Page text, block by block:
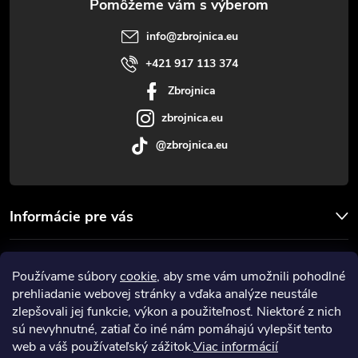
Používame súborycookie, aby sme vám umožnili pohodlné
prehliadanie webovej stránky a vďaka analýze neustále
zlepšovali jej funkcie, výkon a použiteľnosť. Niektoré z nich
sú nevyhnutné, zatiaľ čo iné nám pomáhajú vylepšiť tento
web a váš používateľský zážitok.Viac informácií
Informácie pre vás
Prijímame online platby
info@zbrojnica.eu
+421 917 113 374
Zbrojnica
zbrojnica.eu
@zbrojnica.eu